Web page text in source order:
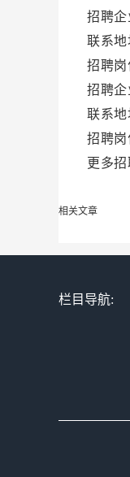
招聘企
联系
招聘岗
招聘企
联系地
招聘岗
更多
相关文章
栏目导航: